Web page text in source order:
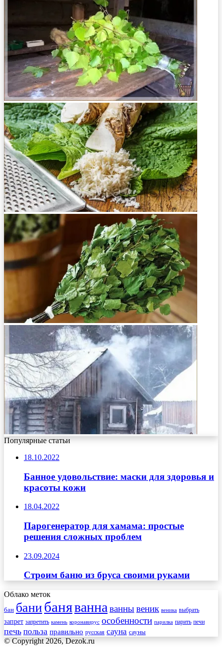
Популярные статьи
18.10.2022
Банное удовольствие: маски для здоровья и
красоты кожи
18.04.2022
Парогенератор для хамама: простые
решения сложных проблем
23.09.2024
Строим баню из бруса своими руками
Облако меток
бан банибаняванна ваннывеник веника выбрать
запрет запретить камень коронавирус особенности парилка парить печи
печь польза правильно русская сауна сауны
© Copyright 2026, Dezok.ru